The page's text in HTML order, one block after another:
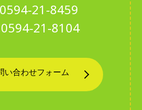
0594-21-8459
21-8104
い合わせフォーム